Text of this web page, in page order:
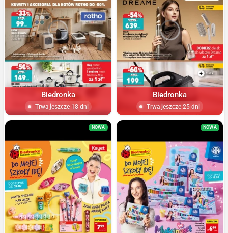
Biedronka
Trwa jeszcze 18 dni
Biedronka
Trwa jeszcze 25 dni
NOWA NOWA